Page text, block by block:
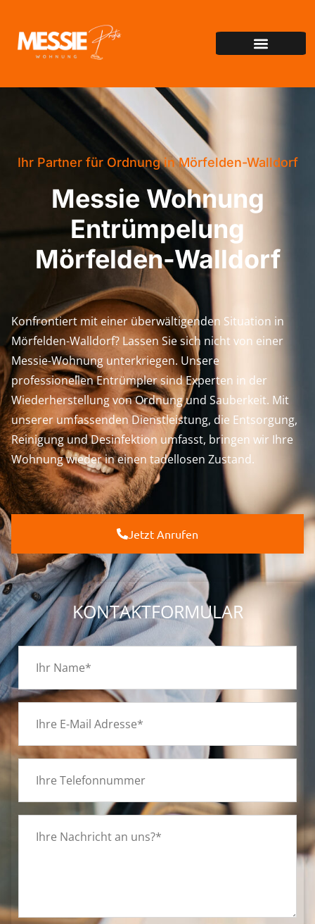
Ihr Partner für Ordnung in Mörfelden-Walldorf
Messie Wohnung
Entrümpelung
Mörfelden-Walldorf
Konfrontiert mit einer überwältigenden Situation in
Mörfelden-Walldorf? Lassen Sie sich nicht von einer
Messie-Wohnung unterkriegen. Unsere
professionellen Entrümpler sind Experten in der
Wiederherstellung von Ordnung und Sauberkeit. Mit
unserer umfassenden Dienstleistung, die Entsorgung,
Reinigung und Desinfektion umfasst, bringen wir Ihre
Wohnung wieder in einen tadellosen Zustand.
Jetzt Anrufen
KONTAKTFORMULAR